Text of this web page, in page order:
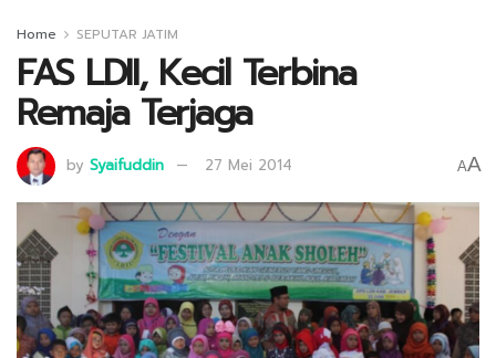
Home SEPUTAR JATIM
FAS LDII, Kecil Terbina
Remaja Terjaga
by Syaifuddin 27 Mei 2014 AA